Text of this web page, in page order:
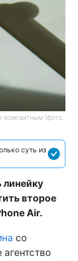
компактным (фото:
суть из
линейку
второе
Air.
со